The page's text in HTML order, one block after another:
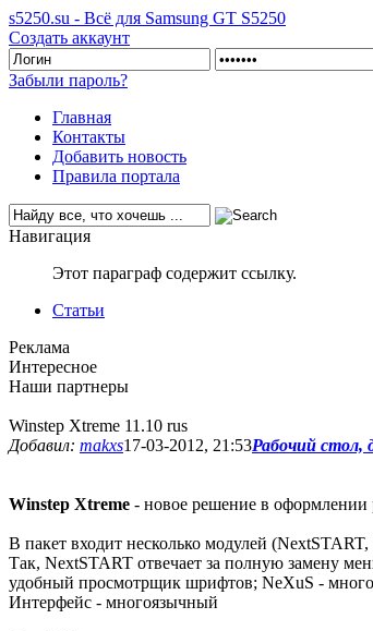
s5250.su - Всё для Samsung GT S5250
Создать аккаунт
Забыли пароль?
Главная
Контакты
Добавить новость
Правила портала
Навигация
Этот параграф содержит ссылку.
Статьи
Реклама
Интересное
Наши партнеры
Winstep Xtreme 11.10 rus
Добавил: makxs17-03-2012, 21:53Рабочий стол,
Winstep Xtreme - новое решение в оформлении
В пакет входит несколько модулей
Так, NextSTART отвечает за полную замену
удобный просмотрщик шрифтов; NeXuS -
Интерфейс - многоязычный